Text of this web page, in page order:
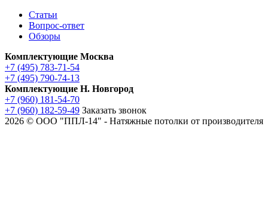
Статьи
Вопрос-ответ
Обзоры
Комплектующие Москва
+7 (495) 783-71-54
+7 (495) 790-74-13
Комплектующие Н. Новгород
+7 (960) 181-54-70
+7 (960) 182-59-49 Заказать звонок
2026 © ООО "ППЛ-14" - Натяжные потолки от производителя